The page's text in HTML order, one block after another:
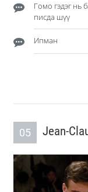
Гомо гэдэг нь
писда шүү
Ипман
05 Jean-